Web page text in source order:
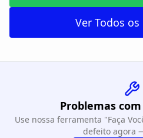
Ver Todos
Problemas
Use nossa ferramenta "Faça
defeito agora